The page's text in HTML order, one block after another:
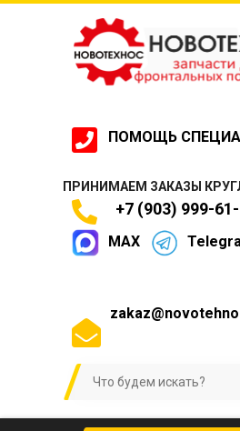
ПОМОЩЬ
ПРИНИМАЕМ ЗАКАЗЫ
+7 (903) 999-
MAX